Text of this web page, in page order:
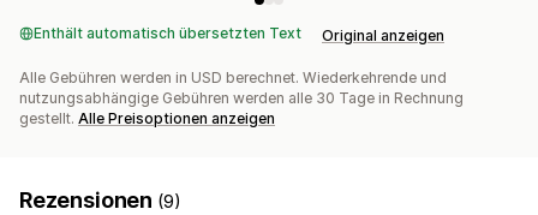
Enthält automatisch übersetzten Text Original anzeigen
Alle Gebühren werden in USD berechnet. Wiederkehrende und
nutzungsabhängige Gebühren werden alle 30 Tage in Rechnung
gestellt. Alle Preisoptionen anzeigen
Rezensionen (9)